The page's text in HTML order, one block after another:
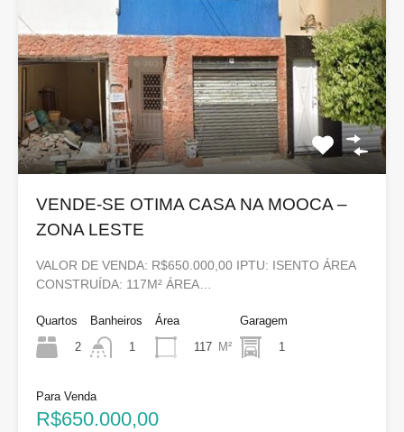
VENDE-SE OTIMA CASA NA MOOCA –
ZONA LESTE
VALOR DE VENDA: R$650.000,00 IPTU: ISENTO ÁREA
CONSTRUÍDA: 117M² ÁREA…
Quartos
2
Banheiros
1
Área
117 M²
Garagem
1
Para Venda
R$650.000,00